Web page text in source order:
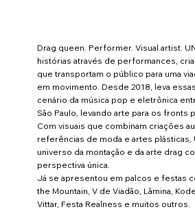
Drag queen. Performer. Visual artist.
histórias através de performances,
que transportam o público para uma
em movimento. Desde 2018, leva
cenário da música pop e eletrônica
São Paulo, levando arte para os fronts
Com visuais que combinam criações
referências de moda e artes plásticas,
universo da montação e da arte drag
perspectiva única.
Já se apresentou em palcos e festas
the Mountain, V de Viadão, Lâmina,
Vittar, Festa Realness e muitos outros.